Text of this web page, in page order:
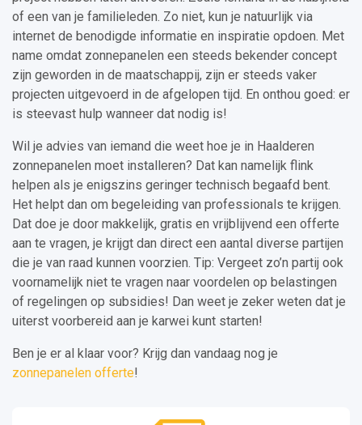
of een van je familieleden. Zo niet, kun je natuurlijk via
internet de benodigde informatie en inspiratie opdoen. Met
name omdat zonnepanelen een steeds bekender concept
zijn geworden in de maatschappij, zijn er steeds vaker
projecten uitgevoerd in de afgelopen tijd. En onthou goed: er
is steevast hulp wanneer dat nodig is!
Wil je advies van iemand die weet hoe je in Haalderen
zonnepanelen moet installeren? Dat kan namelijk flink
helpen als je enigszins geringer technisch begaafd bent.
Het helpt dan om begeleiding van professionals te krijgen.
Dat doe je door makkelijk, gratis en vrijblijvend een offerte
aan te vragen, je krijgt dan direct een aantal diverse partijen
die je van raad kunnen voorzien. Tip: Vergeet zo’n partij ook
voornamelijk niet te vragen naar voordelen op belastingen
of regelingen op subsidies! Dan weet je zeker weten dat je
uiterst voorbereid aan je karwei kunt starten!
Ben je er al klaar voor? Krijg dan vandaag nog je
zonnepanelen offerte!